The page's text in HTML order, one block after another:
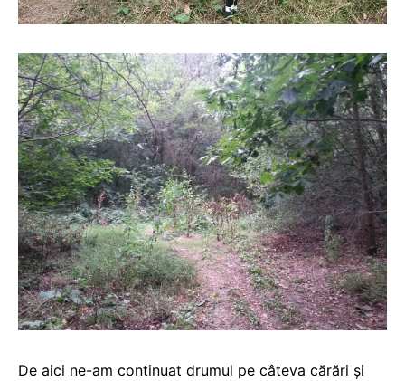
De aici ne-am continuat drumul pe câteva cărări și